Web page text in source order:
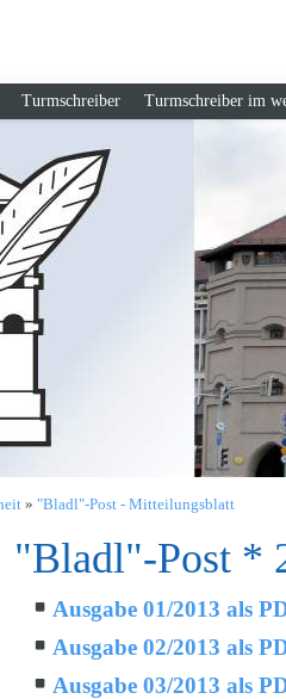
Turmschreiber Turmschreiber im
» "Bladl"-Post - Mitteilungsblatt
"Bladl"-Post *
Ausgabe 01/2013 als
Ausgabe 02/2013 als
Ausgabe 03/2013 als